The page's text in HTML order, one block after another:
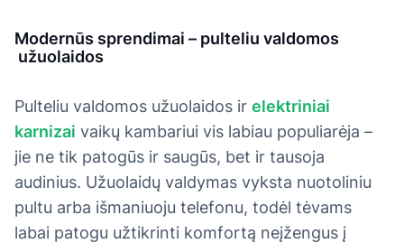
Modernūs sprendimai – pulteliu valdomos
užuolaidos
Pulteliu valdomos užuolaidos ir elektriniai
karnizai vaikų kambariui vis labiau populiarėja –
jie ne tik patogūs ir saugūs, bet ir tausoja
audinius. Užuolaidų valdymas vyksta nuotoliniu
pultu arba išmaniuoju telefonu, todėl tėvams
labai patogu užtikrinti komfortą neįžengus į